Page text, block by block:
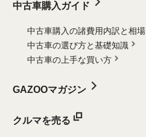
中古車購入ガイド
中古車購入の諸費用内訳と相場
中古車の選び方と基礎知識
中古車の上手な買い方
GAZOOマガジン
クルマを売る